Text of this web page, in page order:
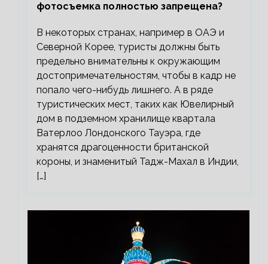
фотосъемка полностью запрещена?
В некоторых странах, например в ОАЭ и
Северной Корее, туристы должны быть
предельно внимательны к окружающим
достопримечательностям, чтобы в кадр не
попало чего-нибудь лишнего. А в ряде
туристических мест, таких как Ювелирный
дом в подземном хранилище квартала
Ватерлоо Лондонского Тауэра, где
хранятся драгоценности британской
короны, и знаменитый Тадж-Махал в Индии,
[…]